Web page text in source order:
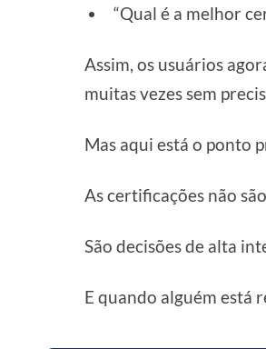
“Qual é a melhor
Assim, os usuários
muitas vezes sem
Mas aqui está o ponto
As certificações não
São decisões de alta
E quando alguém está